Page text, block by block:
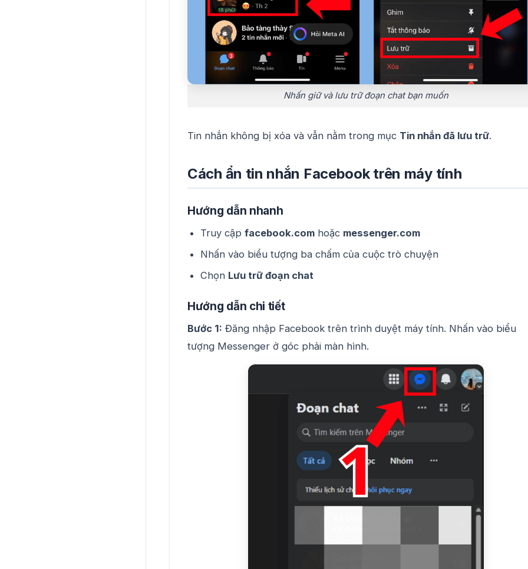
Nhấn giữ và lưu trữ đoạn chat bạn muốn
Tin nhắn không bị xóa và vẫn nằm trong mục Tin nhắn đã lưu trữ.
Cách ẩn tin nhắn Facebook trên máy tính
Hướng dẫn nhanh
Truy cập facebook.com hoặc messenger.com
Nhấn vào biểu tượng ba chấm của cuộc trò chuyện
Chọn Lưu trữ đoạn chat
Hướng dẫn chi tiết
Bước 1: Đăng nhập Facebook trên trình duyệt máy tính. Nhấn vào biểu
tượng Messenger ở góc phải màn hình.